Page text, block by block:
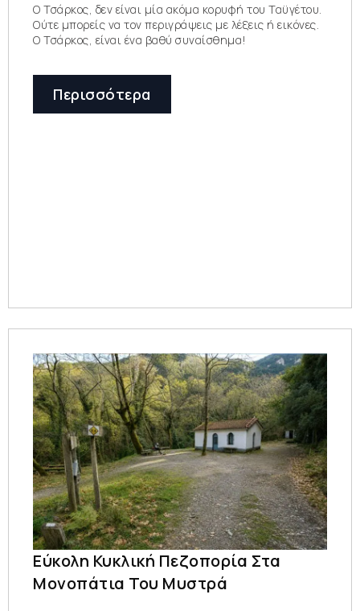
Ο Τσάρκος, δεν είναι μία ακόμα κορυφή του Ταϋγέτου.
Ούτε μπορείς να τον περιγράψεις με λέξεις ή εικόνες.
Ο Τσάρκος, είναι ένα βαθύ συναίσθημα!
Περισσότερα
Εύκολη Κυκλική Πεζοπορία Στα
Μονοπάτια Του Μυστρά